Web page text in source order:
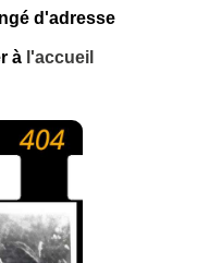
d'adresse
à l'accueil